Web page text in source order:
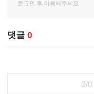
댓글 0
0/0